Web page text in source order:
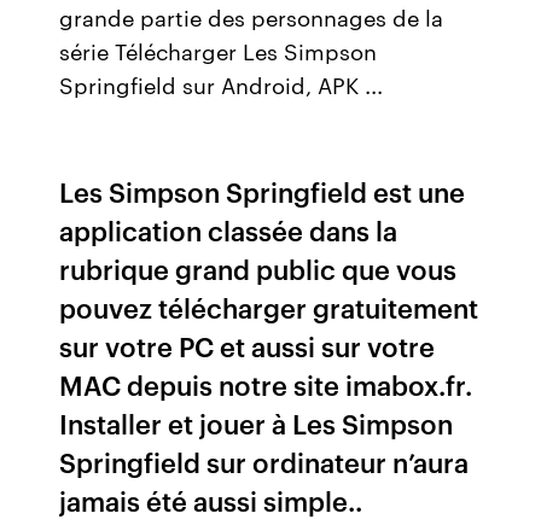
grande partie des personnages de la
série Télécharger Les Simpson
Springfield sur Android, APK ...
Les Simpson Springfield est une
application classée dans la
rubrique grand public que vous
pouvez télécharger gratuitement
sur votre PC et aussi sur votre
MAC depuis notre site imabox.fr.
Installer et jouer à Les Simpson
Springfield sur ordinateur n’aura
jamais été aussi simple..